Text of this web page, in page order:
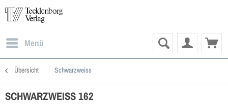
Menü
Übersicht Schwarzweiss
SCHWARZWEISS 162